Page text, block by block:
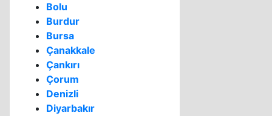
Bolu
Burdur
Bursa
Çanakkale
Çankırı
Çorum
Denizli
Diyarbakır